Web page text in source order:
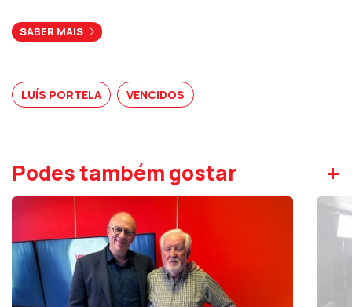
nós imaginamos".
SABER MAIS
LUÍS PORTELA VENCIDOS
Podes também gostar +